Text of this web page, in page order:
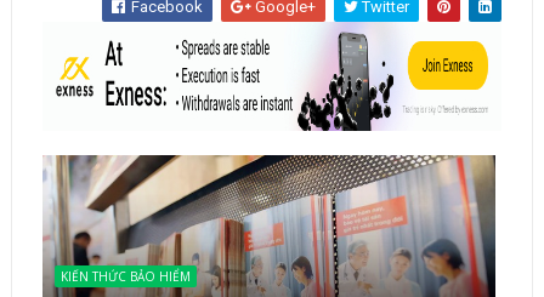
Facebook Google+ Twitter
KIẾN THỨC BẢO HIỂM